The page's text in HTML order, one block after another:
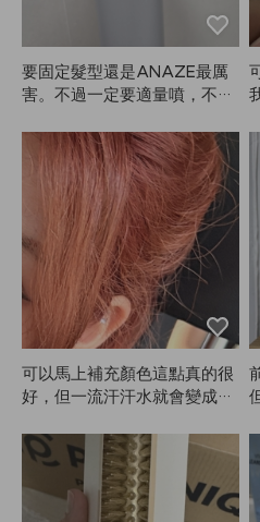
要固定髮型還是ANAZE最厲
害。不過一定要適量噴，不然
點結塊。😭
可以馬上補充顏色這點真的很
好，但一流汗汗水就會變成粉